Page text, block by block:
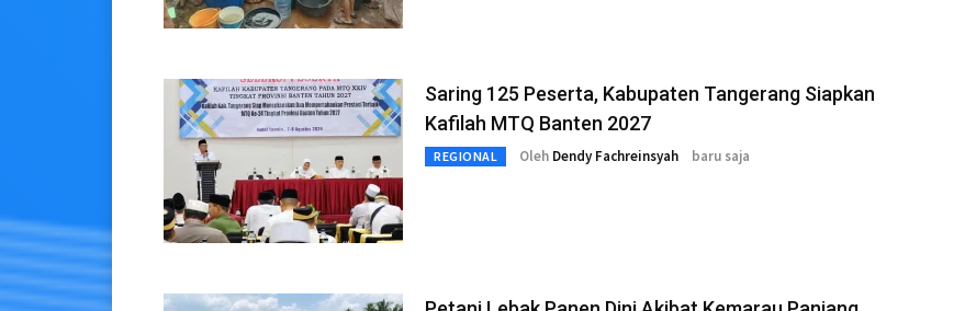
Saring 125 Peserta, Kabupaten Tangerang Siapkan
Kafilah MTQ Banten 2027
REGIONAL Oleh Dendy Fachreinsyah baru saja